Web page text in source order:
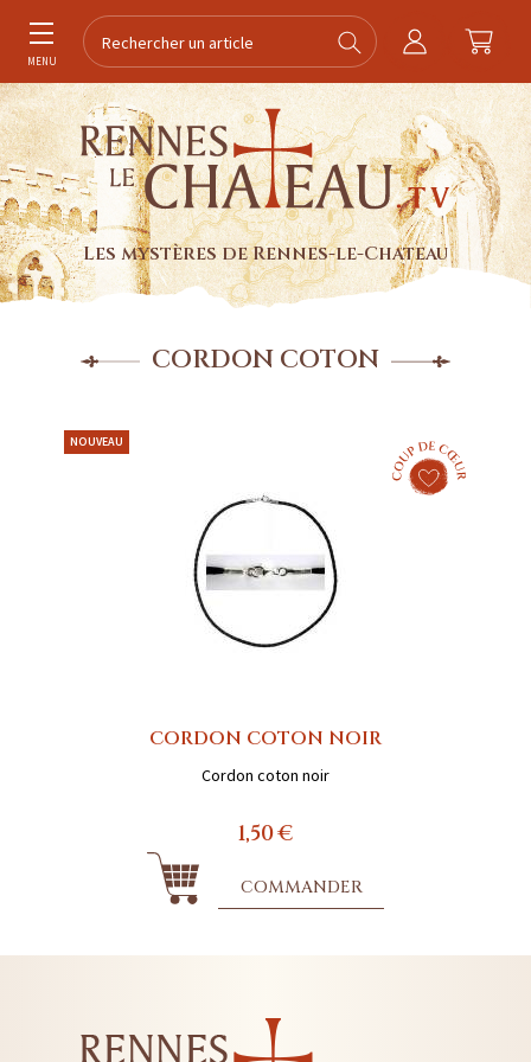
MENU
Les mystères de Rennes-le-Chateau
CORDON COTON
NOUVEAU
CORDON COTON NOIR
Cordon coton noir
1,50 €
COMMANDER